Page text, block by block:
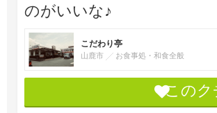
のがいいな♪
こだわり亭
山鹿市 お食事処・和食全般
このク